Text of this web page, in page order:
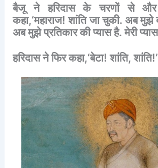
बैजू
ने हरिदास के चरणों से और
कहा,‘महाराज!शांतिजाचुकी. अबमुझे
अबमुझेप्रतिकारकीप्यासहै.मेरीप्यास
हरिदासनेफिरकहा,‘बेटा!शांति,शांति!’